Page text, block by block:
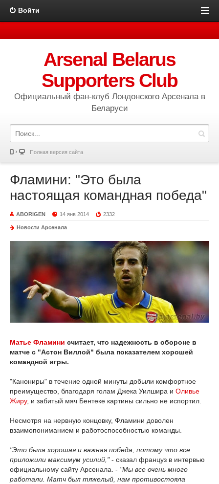
Войти
Arsenal Belarus
Supporters Club
Официальный фан-клуб Лондонского Арсенала в
Беларуси
Полная версия сайта
Фламини: "Это была
настоящая командная победа"
ABORIGEN 14 янв 2014 2332
Новости Арсенала
Матье Фламини считает, что надежность в обороне в
матче с "Астон Виллой" была показателем хорошей
командной игры.
"Канониры" в течение одной минуты добыли комфортное
преимущество, благодаря голам Джека Уилшира и Оливье
Жиру, и забитый мяч Бентеке картины сильно не испортил.
Несмотря на нервную концовку, Фламини доволен
взаимопониманием и работоспособностью команды.
"Это была хорошая и важная победа, потому что все
приложили максимум усилий,"- сказал француз в интервью
официальному сайту Арсенала. - "Мы все очень много
работали. Матч был тяжелый, нам противостояла